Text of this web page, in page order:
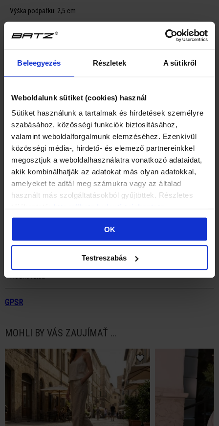
Beleegyezés Részletek A sütikről
Weboldalunk sütiket (cookies) használ
Sütiket használunk a tartalmak és hirdetések személyre
szabásához, közösségi funkciók biztosításához,
valamint weboldalforgalmunk elemzéséhez. Ezenkívül
közösségi média-, hirdető- és elemező partnereinkkel
megosztjuk a weboldalhasználatra vonatkozó adataidat,
akik kombinálhatják az adatokat más olyan adatokkal,
amelyeket te adtál meg számukra vagy az általad
használt más szolgáltatásokból gyűjtöttek. Részletes
OK
Testreszabás
Výška podpätku: 2,5 cm
37
23,5 cm
40
25,5 cm
41
26,0 cm
Veľkosť špičky:F, G, H
Vysvetlenie označenia obvodu chodidla (šírka, výška):
F = vhodné pre nižšie a užšie chodidlá
H = vhodné pre chodidlá s nadpriemernou šírkou a výškou
Hodnotenia
GPSR
MOHLI BY VÁS ZAUJÍMAŤ ...